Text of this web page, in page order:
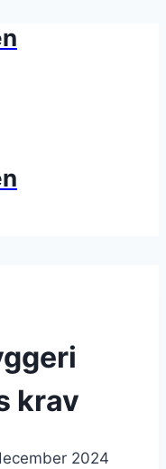
krav
2024